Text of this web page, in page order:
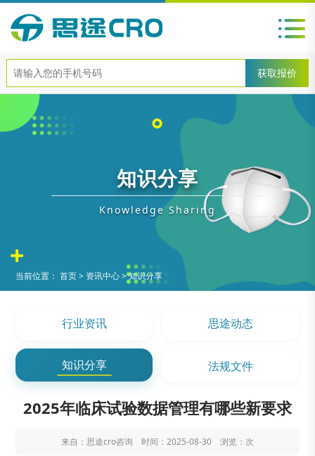
知识分享
Knowledge Sharing
当前位置：首页> 资讯中心>知识分享
行业资讯 思途动态
知识分享 法规文件
2025年临床试验数据管理有哪些新要求
来自：思途cro咨询 时间：2025-08-30 浏览： 次